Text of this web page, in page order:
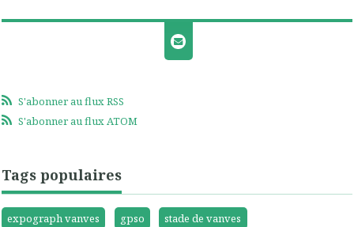
S'abonner au flux RSS
S'abonner au flux ATOM
Tags populaires
expograph vanves gpso
stade de vanves